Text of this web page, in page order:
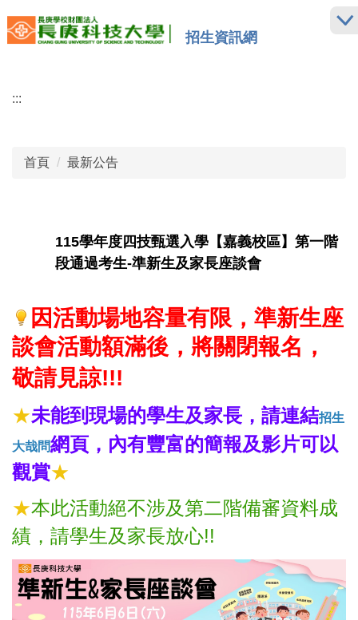
到
招生資訊網
:::
首頁 最新公告
115學年度四技甄選入學【嘉義校區】第一階
段通過考生-準新生及家長座談會
因活動場地容量有限，準新生座
談會活動額滿後，將關閉報名，
敬請見諒!!!
★未能到現場的學生及家長，請連結招生
大哉問網頁，內有豐富的簡報及影片可以
觀賞★
★本此活動絕不涉及第二階備審資料成
績，請學生及家長放心!!